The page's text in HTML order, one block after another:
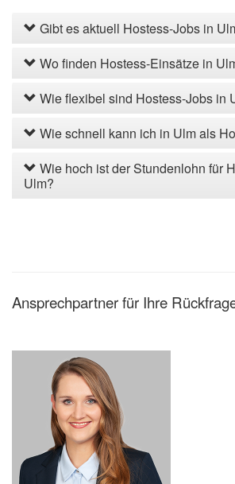
Gibt es aktuell Hostess-Jobs in
Wo finden Hostess-Einsätze in
Wie flexibel sind Hostess-Jobs in
Wie schnell kann ich in Ulm als
Wie hoch ist der Stundenlohn für
Ulm?
Ansprechpartner für Ihre